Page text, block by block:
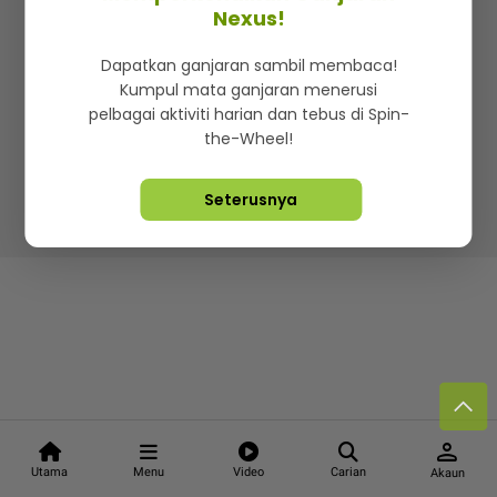
Utama Menu Video Carian
person
Akaun
Iklan di SMG360
Terma & Syarat Dasar Privasi
Lebih hot, viral dan sensasi
Hakcipta Terpelihara ©2026. Star Media Group Berhad
Nexus!
Dapatkan ganjaran sambil membaca!
Kumpul mata ganjaran menerusi
pelbagai aktiviti harian dan tebus di Spin-
the-Wheel!
Seterusnya